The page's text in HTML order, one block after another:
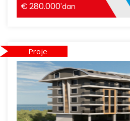
280.000'dan
Proje